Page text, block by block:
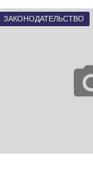
ЗАКОНОДАТЕЛЬСТВО